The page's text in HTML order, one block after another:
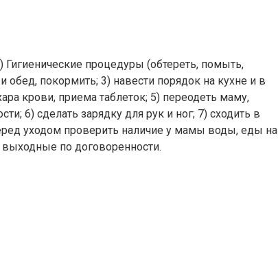
процедуры (обтереть, помыть,
обед, покормить; 3) навести порядок на кухне и в
крови, приема таблеток; 5) переодеть маму,
6) сделать зарядку для рук и ног; 7) сходить в
уходом проверить наличие у мамы воды, еды на
выходные по договоренности.